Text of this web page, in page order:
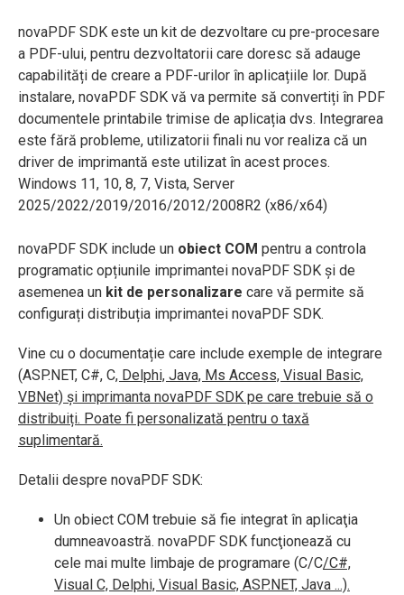
novaPDF SDK este un kit de dezvoltare cu pre-procesare
a PDF-ului, pentru dezvoltatorii care doresc să adauge
capabilități de creare a PDF-urilor în aplicațiile lor. După
instalare, novaPDF SDK vă va permite să convertiți în PDF
documentele printabile trimise de aplicația dvs. Integrarea
este fără probleme, utilizatorii finali nu vor realiza că un
driver de imprimantă este utilizat în acest proces.
Windows 11, 10, 8, 7, Vista, Server
2025/2022/2019/2016/2012/2008R2 (x86/x64)
novaPDF SDK include un obiect COM pentru a controla
programatic opțiunile imprimantei novaPDF SDK și de
asemenea un kit de personalizare care vă permite să
configurați distribuția imprimantei novaPDF SDK.
Vine cu o documentație care include exemple de integrare
(ASP.NET, C#, C, Delphi, Java, Ms Access, Visual Basic,
VBNet) și imprimanta novaPDF SDK pe care trebuie să o
distribuiți. Poate fi personalizată pentru o taxă
suplimentară.
Detalii despre novaPDF SDK:
Un obiect COM trebuie să fie integrat în aplicaţia
dumneavoastră. novaPDF SDK funcţionează cu
cele mai multe limbaje de programare (C/C/C#,
Visual C, Delphi, Visual Basic, ASP.NET, Java ...).